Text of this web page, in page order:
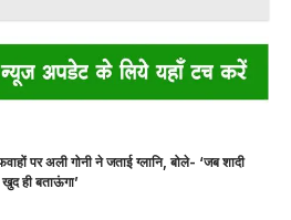
पर अली गोनी ने जताई ग्लानि, बोले- ‘जब शादी
ही बताऊंगा’